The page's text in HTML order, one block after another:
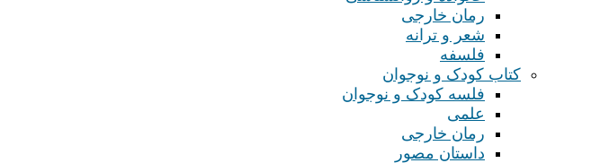
رمان خارجی
شعر و ترانه
فلسفه
کتاب کودک و نوجوان
فلسه کودک و نوجوان
علمی
رمان خارجی
داستان مصور